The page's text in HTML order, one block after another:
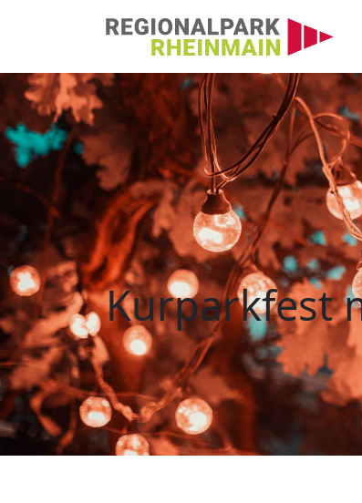
Kurparkfest mit
Hauptnavigation
Kurparkfest